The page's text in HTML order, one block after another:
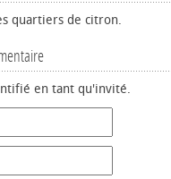
quartiers de citron.
en tant qu'invité.